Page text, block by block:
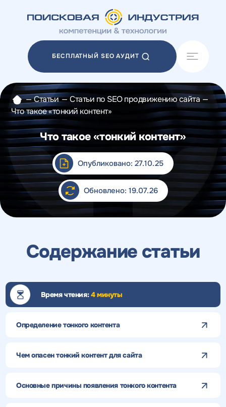
БЕСПЛАТНЫЙ SEO АУДИТ
Акции
Отзывы
Разработка сайтов
Разработка прототипов
Разработка контента
Реклама у блогеров
— Статьи — Статьи по SEO продвижению сайта —
Что такое «тонкий контент»
Что такое «тонкий контент»
Опубликовано: 27.10.25
Обновлено: 19.07.26
Содержание статьи
Время чтения:4 минуты
Определение тонкого контента
Чем опасен тонкий контент для сайта
Основные причины появления тонкого контента